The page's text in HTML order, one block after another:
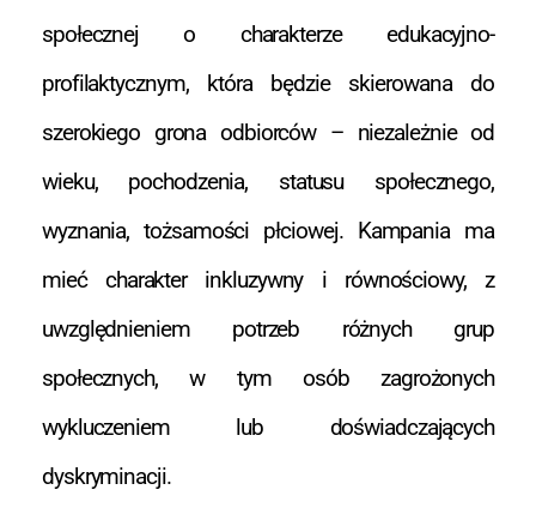
społecznej o charakterze edukacyjno-
profilaktycznym, która będzie skierowana do
szerokiego grona odbiorców – niezależnie od
wieku, pochodzenia, statusu społecznego,
wyznania, tożsamości płciowej. Kampania ma
mieć charakter inkluzywny i równościowy, z
uwzględnieniem potrzeb różnych grup
społecznych, w tym osób zagrożonych
wykluczeniem lub doświadczających
dyskryminacji.